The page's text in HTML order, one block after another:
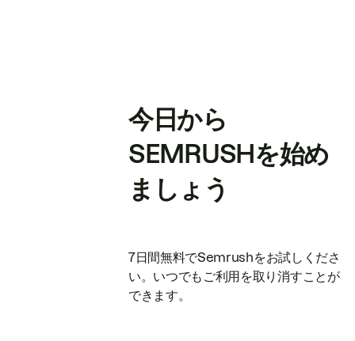
今日から
SEMRUSHを始め
ましょう
7日間無料でSemrushをお試しくださ
い。いつでもご利用を取り消すことが
できます。